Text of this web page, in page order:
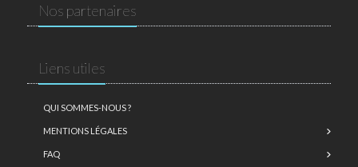
Nos partenaires
Liens utiles
QUI SOMMES-NOUS ?
MENTIONS LÉGALES
FAQ